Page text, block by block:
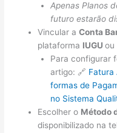
Apenas Planos
futuro estarão
Vincular aConta
plataforma IUGUou
Para configurar
artigo: 🔗 Fatura
formas de
no Sistema
Escolher o Método
disponibilizado na